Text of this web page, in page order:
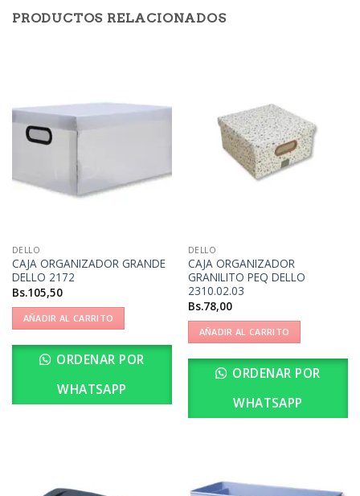
PRODUCTOS RELACIONADOS
DELLO
CAJA ORGANIZADOR GRANDE
DELLO 2172
Bs.105,50
AÑADIR AL CARRITO
ORDENAR POR
WHATSAPP
DELLO
CAJA ORGANIZADOR
GRANILITO PEQ DELLO
2310.02.03
Bs.78,00
AÑADIR AL CARRITO
ORDENAR POR
WHATSAPP